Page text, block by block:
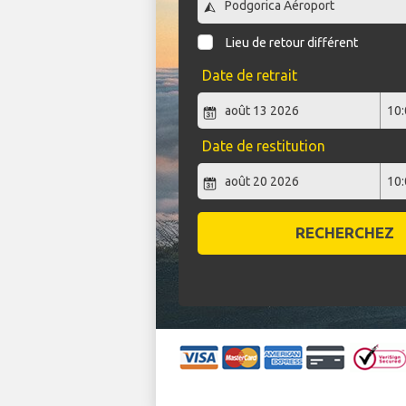
Lieu de retour différent
Date de retrait
Date de restitution
RECHERCHEZ